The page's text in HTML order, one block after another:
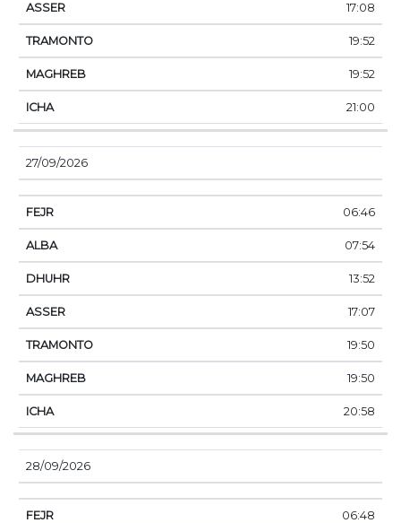
17:08
19:52
19:52
21:00
27/09/2026
06:46
07:54
13:52
17:07
19:50
19:50
20:58
28/09/2026
06:48